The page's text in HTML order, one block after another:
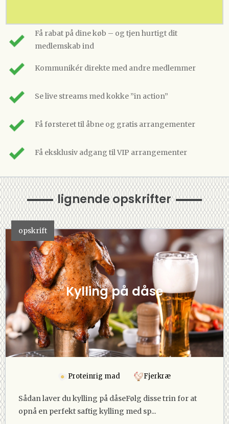
Få rabat på dine køb – og tjen hurtigt dit
medlemskab ind
Kommunikér direkte med andre medlemmer
Se live streams med kokke ”in action”
Få førsteret til åbne og gratis arrangementer
Få eksklusiv adgang til VIP arrangementer
lignende opskrifter
opskrift
Kylling på dåse
Proteinrig mad Fjerkræ
Sådan laver du kylling på dåseFølg disse trin for at
opnå en perfekt saftig kylling med sp...